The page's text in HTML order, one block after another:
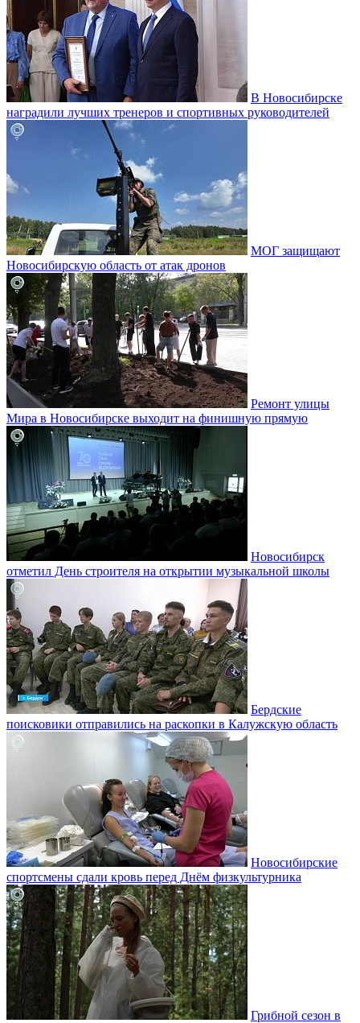
В Новосибирске
наградили лучших тренеров и спортивных руководителей
МОГ защищают
Новосибирскую область от атак дронов
Ремонт улицы
Мира в Новосибирске выходит на финишную прямую
Новосибирск
отметил День строителя на открытии музыкальной школы
Бердские
поисковики отправились на раскопки в Калужскую область
Новосибирские
спортсмены сдали кровь перед Днём физкультурника
Грибной сезон в